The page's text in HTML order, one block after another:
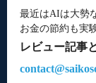
最近はAIは大勢
お金の節約も実
レビュー記事